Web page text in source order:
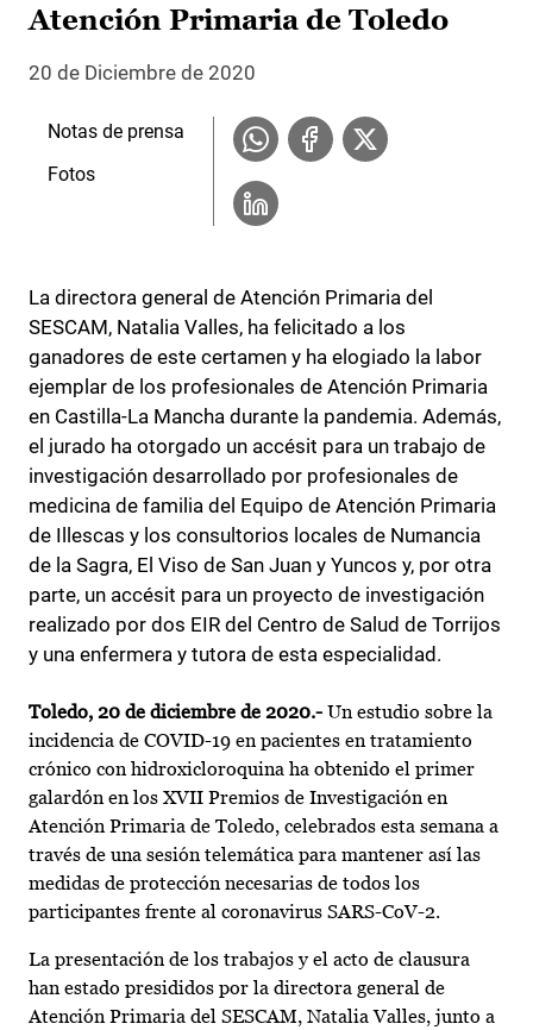
Atención Primaria de Toledo
20 de Diciembre de 2020
La directora general de Atención Primaria del
SESCAM, Natalia Valles, ha felicitado a los
ganadores de este certamen y ha elogiado la labor
ejemplar de los profesionales de Atención Primaria
en Castilla-La Mancha durante la pandemia. Además,
el jurado ha otorgado un accésit para un trabajo de
investigación desarrollado por profesionales de
medicina de familia del Equipo de Atención Primaria
de Illescas y los consultorios locales de Numancia
de la Sagra, El Viso de San Juan y Yuncos y, por otra
parte, un accésit para un proyecto de investigación
realizado por dos EIR del Centro de Salud de Torrijos
y una enfermera y tutora de esta especialidad.
Toledo, 20 de diciembre de 2020.- Un estudio sobre la
incidencia de COVID-19 en pacientes en tratamiento
crónico con hidroxicloroquina ha obtenido el primer
galardón en los XVII Premios de Investigación en
Atención Primaria de Toledo, celebrados esta semana a
través de una sesión telemática para mantener así las
medidas de protección necesarias de todos los
participantes frente al coronavirus SARS-CoV-2.
La presentación de los trabajos y el acto de clausura
han estado presididos por la directora general de
Atención Primaria del SESCAM, Natalia Valles, junto a
Notas de prensa
Fotos